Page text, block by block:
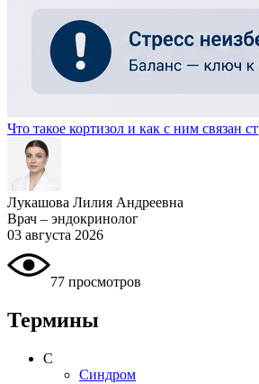
Что такое кортизол и как с ним связан
Лукашова Лилия Андреевна
Врач – эндокринолог
03 августа 2026
77 просмотров
Термины
С
Синдром